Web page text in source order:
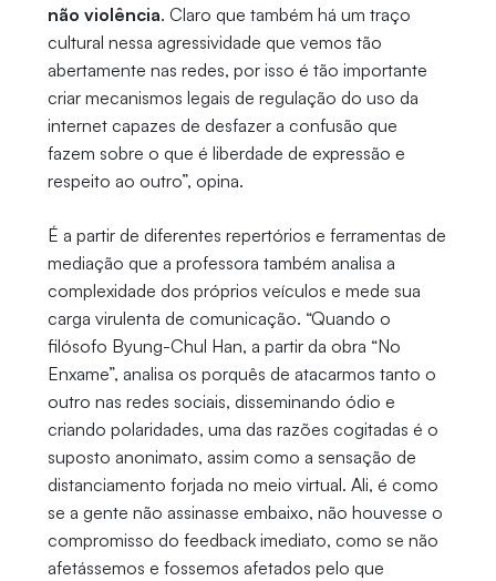
não violência. Claro que também há um traço
cultural nessa agressividade que vemos tão
abertamente nas redes, por isso é tão importante
criar mecanismos legais de regulação do uso da
internet capazes de desfazer a confusão que
fazem sobre o que é liberdade de expressão e
respeito ao outro”, opina.
É a partir de diferentes repertórios e ferramentas de
mediação que a professora também analisa a
complexidade dos próprios veículos e mede sua
carga virulenta de comunicação. “Quando o
filósofo Byung-Chul Han, a partir da obra “No
Enxame”, analisa os porquês de atacarmos tanto o
outro nas redes sociais, disseminando ódio e
criando polaridades, uma das razões cogitadas é o
suposto anonimato, assim como a sensação de
distanciamento forjada no meio virtual. Ali, é como
se a gente não assinasse embaixo, não houvesse o
compromisso do feedback imediato, como se não
afetássemos e fossemos afetados pelo que